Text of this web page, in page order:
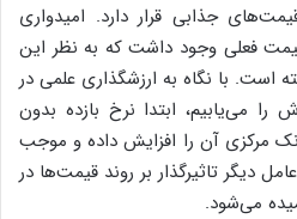
جذابی قرار دارد. امیدواری
قیمت فعلی وجود داشت که به نظر این
است. با نگاه به ارزشگذاری علمی در
را می‌یابیم، ابتدا نرخ بازده بدون
مرکزی آن را افزایش داده و موجب
دیگر تاثیرگذار بر روند قیمت‌ها در
می‌شود.